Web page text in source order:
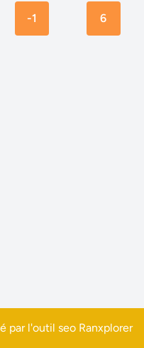
-1
6
par l'outil seo Ranxplorer